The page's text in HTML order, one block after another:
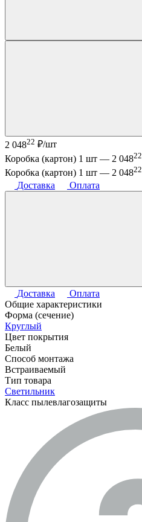
2 04822 ₽/шт
Коробка (картон) 1 шт — 2 04822
Коробка (картон) 1 шт — 2 04822
Доставка
Оплата
Доставка
Оплата
Общие характеристики
Форма (сечение)
Круглый
Цвет покрытия
Белый
Способ монтажа
Встраиваемый
Тип товара
Светильник
Класс пылевлагозащиты